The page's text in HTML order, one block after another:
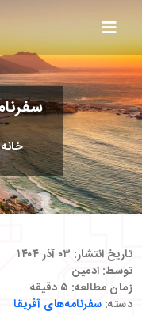
خانه
تاریخ انتشار: ۰۳ آذر ۱۴۰۴
توسط: ادمین
زمان مطالعه: ۵ دقیقه
دسته: سفرنامه‌های آفریقا